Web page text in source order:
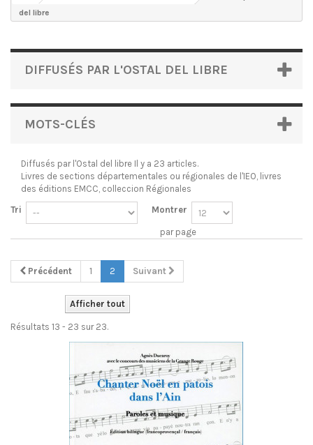
del libre
DIFFUSÉS PAR L'OSTAL DEL LIBRE
MOTS-CLÉS
Diffusés par l'Ostal del libre Il y a 23 articles.
Livres de sections départementales ou régionales de l'IEO, livres
des éditions EMCC, colleccion Régionales
Tri
Montrer
par page
Précédent 1 2 Suivant
Afficher tout
Résultats 13 - 23 sur 23.